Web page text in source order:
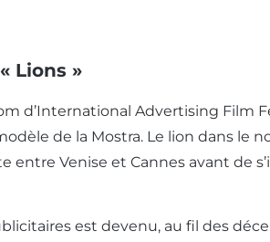
Lions »
d’International Advertising Film
de la Mostra. Le lion dans le
entre Venise et Cannes avant de
est devenu, au fil des